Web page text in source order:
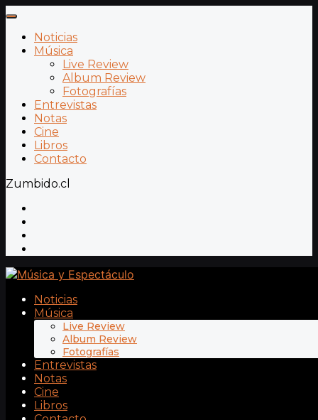
Noticias
Música
Live Review
Album Review
Fotografías
Entrevistas
Notas
Cine
Libros
Contacto
Zumbido.cl
Noticias
Música
Live Review
Album Review
Fotografías
Entrevistas
Notas
Cine
Libros